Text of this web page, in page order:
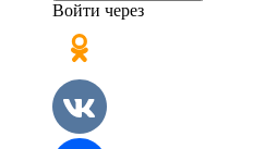
Войти через